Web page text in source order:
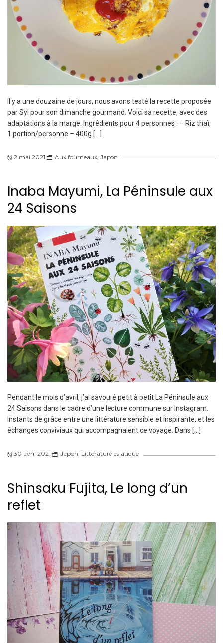
Il y a une douzaine de jours, nous avons testé la recette proposée
par Syl pour son dimanche gourmand. Voici sa recette, avec des
adaptations à la marge. Ingrédients pour 4 personnes : – Riz thaï,
1 portion/personne – 400g […]
2 mai 2021 Aux fourneaux Japon
Inaba Mayumi, La Péninsule aux
24 Saisons
Pendant le mois d’avril, j’ai savouré petit à petit La Péninsule aux
24 Saisons dans le cadre d’une lecture commune sur Instagram.
Instants de grâce entre une littérature sensible et inspirante, et les
échanges conviviaux qui accompagnaient ce voyage. Dans […]
30 avril 2021 Japon, Littérature asiatique
Shinsaku Fujita, Le long d’un
reflet